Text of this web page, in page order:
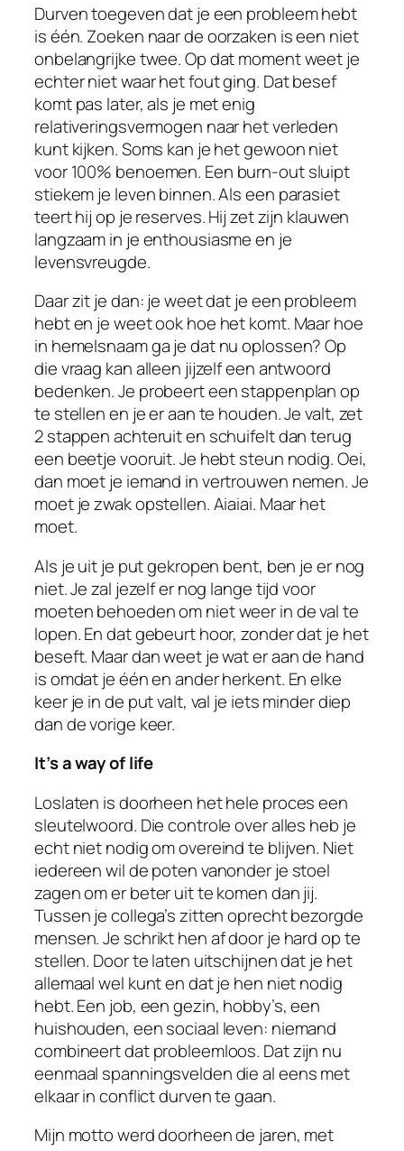
Durven toegeven dat je een probleem hebt
is één. Zoeken naar de oorzaken is een niet
onbelangrijke twee. Op dat moment weet je
echter niet waar het fout ging. Dat besef
komt pas later, als je met enig
relativeringsvermogen naar het verleden
kunt kijken. Soms kan je het gewoon niet
voor 100% benoemen. Een burn-out sluipt
stiekem je leven binnen. Als een parasiet
teert hij op je reserves. Hij zet zijn klauwen
langzaam in je enthousiasme en je
levensvreugde.
Daar zit je dan: je weet dat je een probleem
hebt en je weet ook hoe het komt. Maar hoe
in hemelsnaam ga je dat nu oplossen? Op
die vraag kan alleen jijzelf een antwoord
bedenken. Je probeert een stappenplan op
te stellen en je er aan te houden. Je valt, zet
2 stappen achteruit en schuifelt dan terug
een beetje vooruit. Je hebt steun nodig. Oei,
dan moet je iemand in vertrouwen nemen. Je
moet je zwak opstellen. Aiaiai. Maar het
moet.
Als je uit je put gekropen bent, ben je er nog
niet. Je zal jezelf er nog lange tijd voor
moeten behoeden om niet weer in de val te
lopen. En dat gebeurt hoor, zonder dat je het
beseft. Maar dan weet je wat er aan de hand
is omdat je één en ander herkent. En elke
keer je in de put valt, val je iets minder diep
dan de vorige keer.
It’s a way of life
Loslaten is doorheen het hele proces een
sleutelwoord. Die controle over alles heb je
echt niet nodig om overeind te blijven. Niet
iedereen wil de poten vanonder je stoel
zagen om er beter uit te komen dan jij.
Tussen je collega’s zitten oprecht bezorgde
mensen. Je schrikt hen af door je hard op te
stellen. Door te laten uitschijnen dat je het
allemaal wel kunt en dat je hen niet nodig
hebt. Een job, een gezin, hobby’s, een
huishouden, een sociaal leven: niemand
combineert dat probleemloos. Dat zijn nu
eenmaal spanningsvelden die al eens met
elkaar in conflict durven te gaan.
Mijn motto werd doorheen de jaren, met